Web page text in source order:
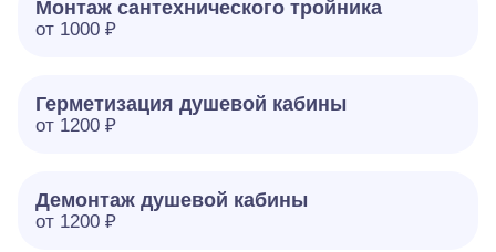
Монтаж сантехнического тройника
от 1000 ₽
Герметизация душевой кабины
от 1200 ₽
Демонтаж душевой кабины
от 1200 ₽